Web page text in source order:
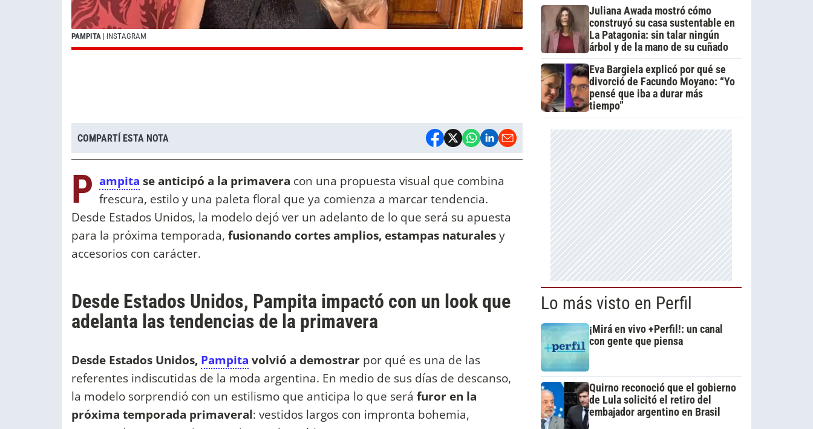
PAMPITA | INSTAGRAM
COMPARTÍ ESTA NOTA
P ampita se anticipó a la primavera con una propuesta visual que combina
frescura, estilo y una paleta floral que ya comienza a marcar tendencia.
Desde Estados Unidos, la modelo dejó ver un adelanto de lo que será su apuesta
para la próxima temporada, fusionando cortes amplios, estampas naturalesy
accesorios con carácter.
Desde Estados Unidos, Pampita impactó con un look que
adelanta las tendencias de la primavera
Desde Estados Unidos, Pampita volvió a demostrar por qué es una de las
referentes indiscutidas de la moda argentina. En medio de sus días de descanso,
la modelo sorprendió con un estilismo que anticipa lo que será furor en la
próxima temporada primaveral: vestidos largos con impronta bohemia,
Juliana Awada mostró cómo
construyó su casa sustentable en
La Patagonia: sin talar ningún
árbol y de la mano de su cuñado
Eva Bargiela explicó por qué se
divorció de Facundo Moyano: “Yo
pensé que iba a durar más
tiempo”
Lo más visto en Perfil
¡Mirá en vivo +Perfil!: un canal
con gente que piensa
Quirno reconoció que el gobierno
de Lula solicitó el retiro del
embajador argentino en Brasil